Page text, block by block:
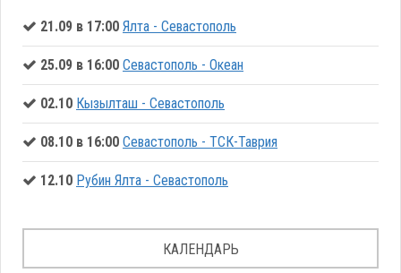
21.09 в 17:00 Ялта - Севастополь
25.09 в 16:00 Севастополь - Океан
02.10 Кызылташ - Севастополь
08.10 в 16:00 Севастополь - ТСК-Таврия
12.10 Рубин Ялта - Севастополь
КАЛЕНДАРЬ